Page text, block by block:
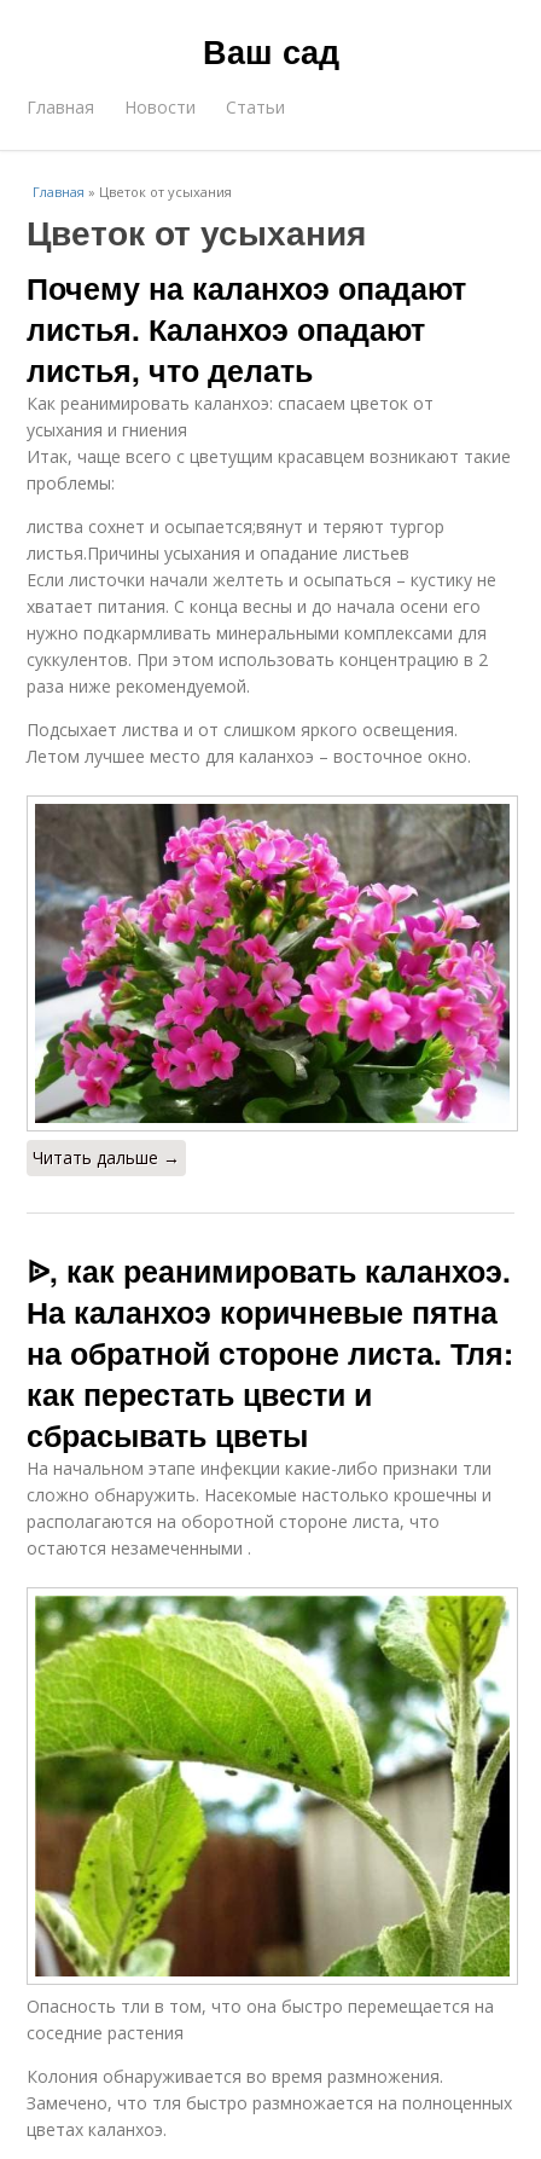
Ваш сад
Главная Новости Статьи
Главная » Цветок от усыхания
Цветок от усыхания
Почему на каланхоэ опадают
листья. Каланхоэ опадают
листья, что делать
Как реанимировать каланхоэ: спасаем цветок от
усыхания и гниения
Итак, чаще всего с цветущим красавцем возникают такие
проблемы:
листва сохнет и осыпается;вянут и теряют тургор
листья.Причины усыхания и опадание листьев
Если листочки начали желтеть и осыпаться – кустику не
хватает питания. С конца весны и до начала осени его
нужно подкармливать минеральными комплексами для
суккулентов. При этом использовать концентрацию в 2
раза ниже рекомендуемой.
Подсыхает листва и от слишком яркого освещения.
Летом лучшее место для каланхоэ – восточное окно.
Читать дальше →
ᐉ, как реанимировать каланхоэ.
На каланхоэ коричневые пятна
на обратной стороне листа. Тля:
как перестать цвести и
сбрасывать цветы
На начальном этапе инфекции какие-либо признаки тли
сложно обнаружить. Насекомые настолько крошечны и
располагаются на оборотной стороне листа, что
остаются незамеченными .
Опасность тли в том, что она быстро перемещается на
соседние растения
Колония обнаруживается во время размножения.
Замечено, что тля быстро размножается на полноценных
цветах каланхоэ.